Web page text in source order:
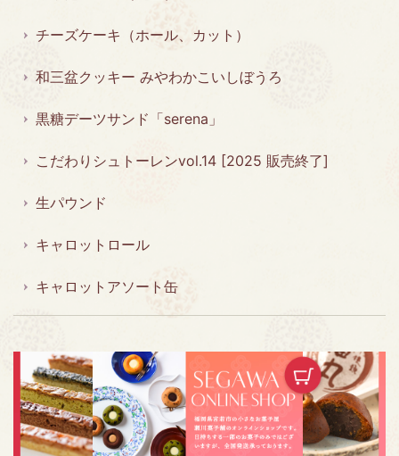
チーズケーキ（ホール、カット）
和三盆クッキー みやわかこいしぼうろ
黒糖デーツサンド「serena」
こだわりシュトーレンvol.14 [2025 販売終了]
生パウンド
キャロットロール
キャロットアソート缶